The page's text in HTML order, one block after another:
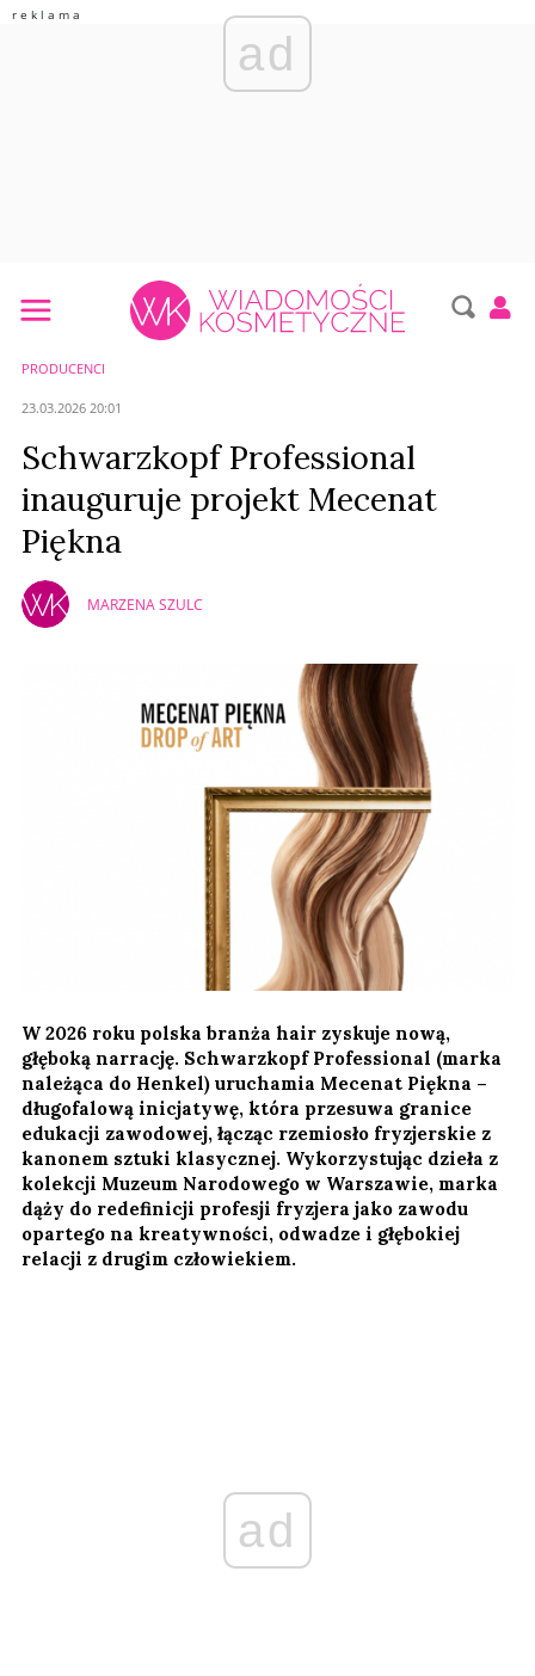
ad
PRODUCENCI
23.03.2026 20:01
Schwarzkopf Professional
inauguruje projekt Mecenat
Piękna
MARZENA SZULC
W 2026 roku polska branża hair zyskuje nową,
głęboką narrację. Schwarzkopf Professional (marka
należąca do Henkel) uruchamia Mecenat Piękna –
długofalową inicjatywę, która przesuwa granice
edukacji zawodowej, łącząc rzemiosło fryzjerskie z
kanonem sztuki klasycznej. Wykorzystując dzieła z
kolekcji Muzeum Narodowego w Warszawie, marka
dąży do redefinicji profesji fryzjera jako zawodu
opartego na kreatywności, odwadze i głębokiej
relacji z drugim człowiekiem.
ad